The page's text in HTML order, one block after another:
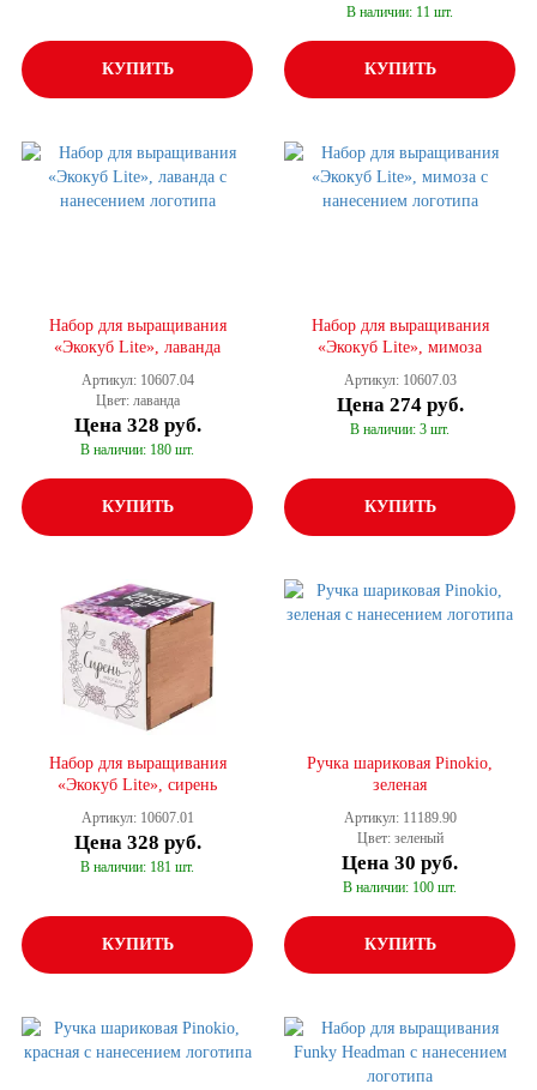
КУПИТЬ
В наличии: 11 шт.
КУПИТЬ
Набор для выращивания
«Экокуб Lite», лаванда
Артикул: 10607.04
Цвет: лаванда
Цена 328 руб.
В наличии: 180 шт.
КУПИТЬ
Набор для выращивания
«Экокуб Lite», мимоза
Артикул: 10607.03
Цена 274 руб.
В наличии: 3 шт.
КУПИТЬ
Набор для выращивания
«Экокуб Lite», сирень
Артикул: 10607.01
Цена 328 руб.
В наличии: 181 шт.
КУПИТЬ
Ручка шариковая Pinokio,
зеленая
Артикул: 11189.90
Цвет: зеленый
Цена 30 руб.
В наличии: 100 шт.
КУПИТЬ